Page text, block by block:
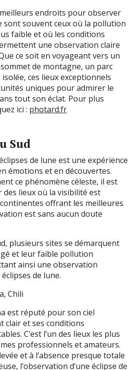
endroits pour observer
sont souvent ceux où la pollution
faible et où les conditions
une observation claire
ce soit en voyageant vers un
de montagne, un parc
ces lieux exceptionnels
uniques pour admirer le
tout son éclat. Pour plus
ici : photard.fr
Sud
de lune est une expérience
émotions et en découvertes.
ce phénomène céleste, il est
des lieux où la visibilité est
continentes offrant les meilleures
est sans aucun doute
plusieurs sites se démarquent
et leur faible pollution
ainsi une observation
de lune.
Chili
est réputé pour son ciel
clair et ses conditions
C’est l’un des lieux les plus
professionnels et amateurs.
et à l’absence presque totale
l’observation d’une éclipse de